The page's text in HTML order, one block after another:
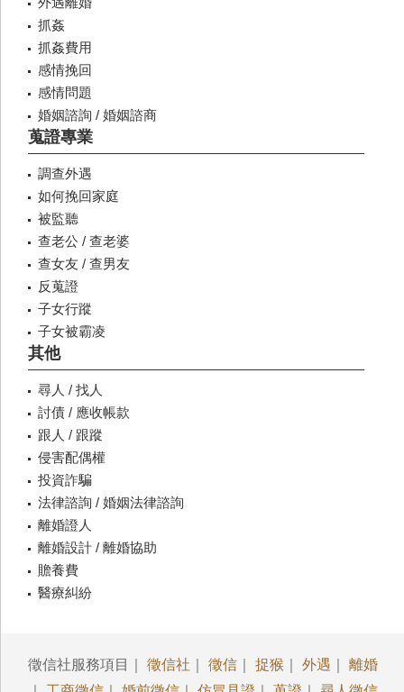
抓姦
抓姦費用
感情挽回
感情問題
婚姻諮詢 / 婚姻諮商
蒐證專業
調查外遇
如何挽回家庭
被監聽
查老公 / 查老婆
查女友 / 查男友
反蒐證
子女行蹤
子女被霸凌
其他
尋人 / 找人
討債 / 應收帳款
跟人 / 跟蹤
侵害配偶權
投資詐騙
法律諮詢 / 婚姻法律諮詢
離婚證人
離婚設計 / 離婚協助
贍養費
醫療糾紛
徵信社服務項目｜ 徵信社 徵信 捉猴 外遇
離婚